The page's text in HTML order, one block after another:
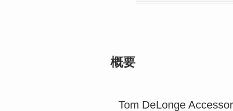
概要
Tom DeLonge